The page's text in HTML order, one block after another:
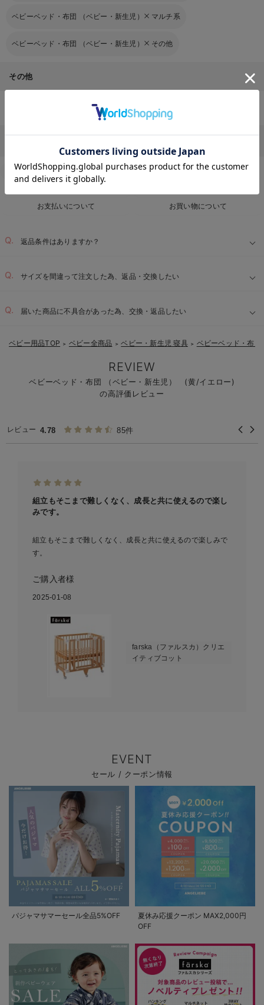
ベビーベッド・布団 （ベビー・新生児） マルチ系
ベビーベッド・布団 （ベビー・新生児） その他
その他
ベビー服・新生児服・ベビー用品のTOPページはこちら
返品交換について
キャンセルについて
お支払いについて
お買い物について
返品条件はありますか？
サイズを間違って注文した為、返品・交換したい
届いた商品に不具合があった為、交換・返品したい
お気に入り商品を確認する
ベビー用品TOP ＞ ベビー全商品 ＞ ベビー・新生児 寝具 ＞ ベビーベッド・布
REVIEW
ベビーベッド・布団 （ベビー・新生児） (黄/イエロー)
の高評価レビュー
レビュー 4.78 85件
組立もそこまで難しくなく、成長と共に使えるので楽し
みです。
組立もそこまで難しくなく、成長と共に使えるので楽しみで
す。
ご購入者様
2025-01-08
farska（ファルスカ）クリエ
イティブコット
EVENT
セール / クーポン情報
パジャマサマーセール全品5%OFF
夏休み応援クーポン MAX2,000円
OFF